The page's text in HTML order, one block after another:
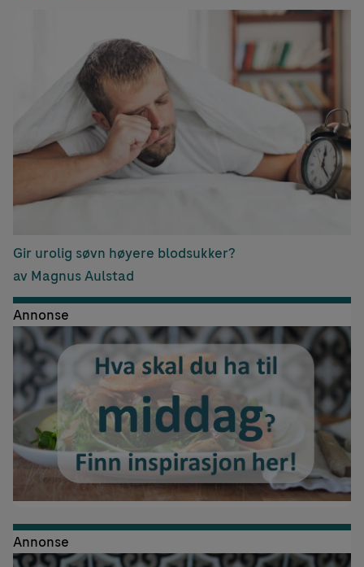
Gir urolig søvn høyere blodsukker?
av Magnus Aulstad
Annonse
Annonse